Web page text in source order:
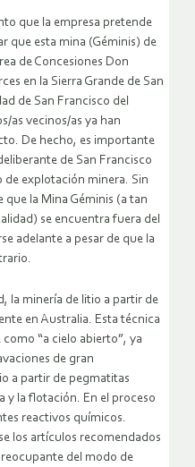
que la empresa pretende
que esta mina (Géminis) de
de Concesiones Don
en la Sierra Grande de San
de San Francisco del
as vecinos/as ya han
De hecho, es importante
de San Francisco
de explotación minera. Sin
la Mina Géminis (a tan
se encuentra fuera del
adelante a pesar de que la
la minería de litio a partir de
en Australia. Esta técnica
“a cielo abierto”, ya
de gran
a partir de pegmatitas
y la flotación. En el proceso
reactivos químicos.
los artículos recomendados
del modo de